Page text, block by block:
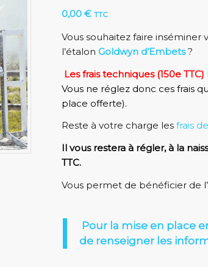
0,00€ TTC
Vous souhaitez faire inséminer
l’étalon Goldwyn d’Embets?
Les frais techniques (150e
Vous ne réglez donc ces frais
place offerte).
Reste à votre charge lesfrais
Il vous restera à régler, à la
TTC.
Vous permet de bénéficier de
Pour la mise en place
de renseigner les